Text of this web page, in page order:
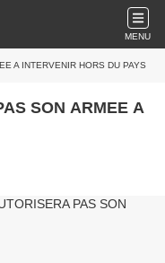
MENU
A INTERVENIR HORS DU PAYS
SON ARMEE A